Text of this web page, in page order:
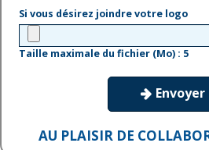
Si vous désirez joindre votre logo
Taille maximale du fichier (Mo) : 5
 Envoyer
AU PLAISIR DE